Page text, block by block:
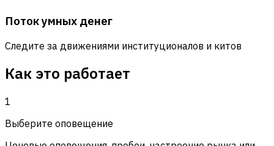
Поток умных денег
Следите за движениями институционалов и китов
Как это работает
1
Выберите оповещение